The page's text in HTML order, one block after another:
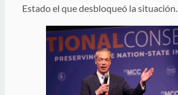
Estado el que desbloqueó la situación.